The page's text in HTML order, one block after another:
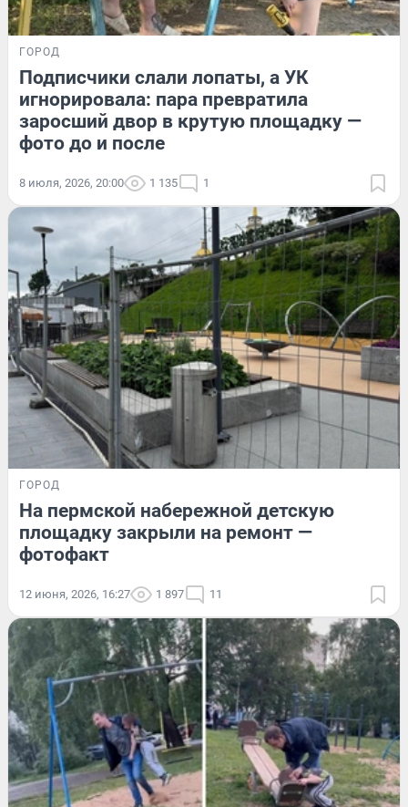
ГОРОД
Подписчики слали лопаты, а УК
игнорировала: пара превратила
заросший двор в крутую площадку —
фото до и после
8 июля, 2026, 20:00 1 135 1
ГОРОД
На пермской набережной детскую
площадку закрыли на ремонт —
фотофакт
12 июня, 2026, 16:27 1 897 11